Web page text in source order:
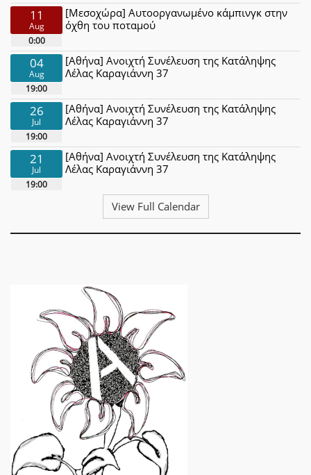
11
Aug
0:00
[Μεσοχώρα] Αυτοοργανωμένο κάμπινγκ στην
όχθη του ποταμού
04
Aug
19:00
[Αθήνα] Ανοιχτή Συνέλευση της Κατάληψης
Λέλας Καραγιάννη 37
26
Jul
19:00
[Αθήνα] Ανοιχτή Συνέλευση της Κατάληψης
Λέλας Καραγιάννη 37
21
Jul
19:00
[Αθήνα] Ανοιχτή Συνέλευση της Κατάληψης
Λέλας Καραγιάννη 37
View Full Calendar